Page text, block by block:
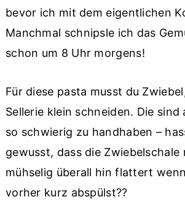
bevor ich mit dem eigentlichen
Manchmal schnipsle ich das
schon um 8 Uhr morgens!
Für diese pasta musst du
Sellerie klein schneiden. Die
so schwierig zu handhaben –
gewusst, dass die Zwiebelschale
mühselig überall hin flattert
vorher kurz abspülst??